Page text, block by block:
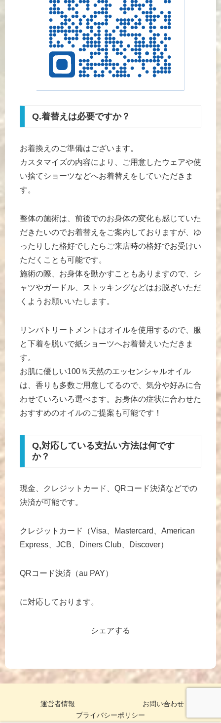
Q.着替えは必要ですか？
お着換えのご準備はございます。
カスタマイズの内容により、ご用意したウェアや使
い捨てショーツなどへお着替えをしていただきま
す。
整体の施術は、前後でのお身体の変化も感じていた
だきたいのでお着替えをご案内しておりますが、ゆ
ったりした格好でしたらご来店時の格好でお受けい
ただくことも可能です。
施術の際、お身体を動かすこともありますので、シ
ャツやガードル、ストッキングなどはお脱ぎいただ
くようお願いいたします。
リンパトリートメントはオイルを使用するので、服
と下着を脱いで紙ショーツへお着替えいただきま
す。
お肌に優しい100％天然のエッセンシャルオイル
は、香りも多数ご用意してるので、気分や好みに合
わせていろいろ選べます。 お身体の症状に合わせた
おすすめのオイルのご提案も可能です！
Q,対応している支払い方法は何です
か？
現金、クレジットカード、QRコード決済などでの
決済が可能です。
クレジットカード（Visa、Mastercard、American
Express、JCB、Diners Club、Discover）
QRコード決済（au PAY）
に対応しております。
シェアする
運営者情報
お問い合わせ
プライバシーポリシー